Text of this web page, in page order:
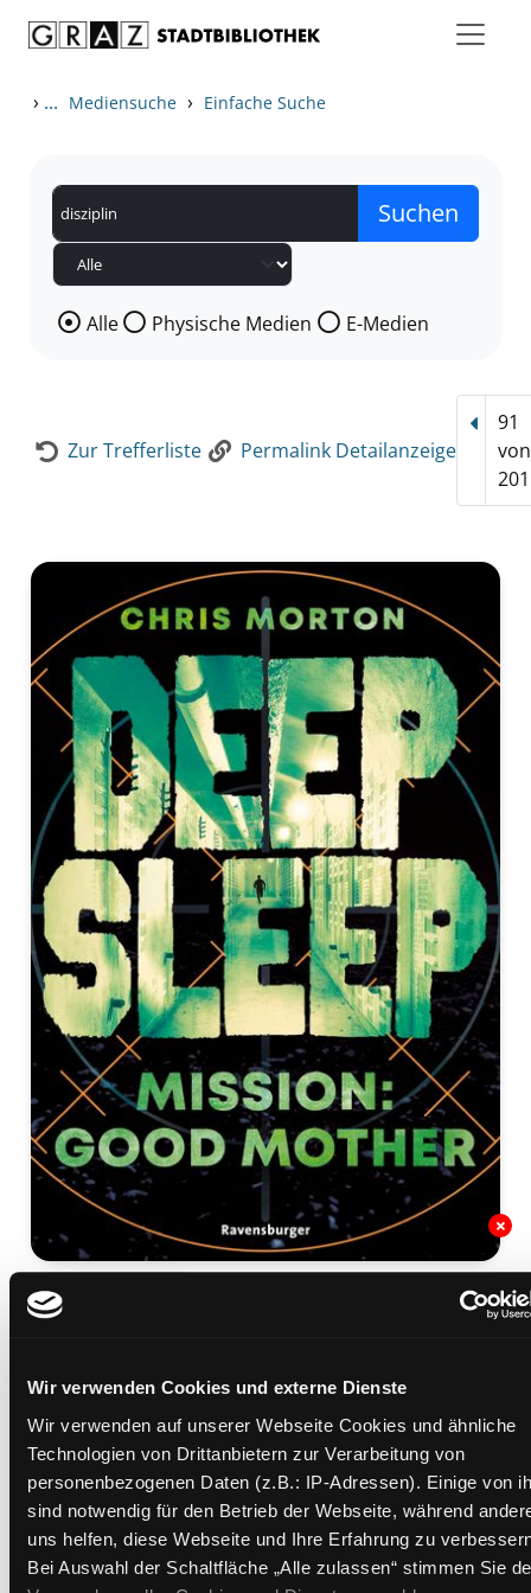
Wir verwenden Cookies und externe Dienste
Wir verwenden auf unserer Webseite Cookies und ähnliche
Technologien von Drittanbietern zur Verarbeitung von
personenbezogenen Daten (z.B.: IP-Adressen). Einige von
sind notwendig für den Betrieb der Webseite, während
uns helfen, diese Webseite und Ihre Erfahrung zu
Bei Auswahl der Schaltfläche „Alle zulassen“ stimmen Sie
› ... Mediensuche › Einfache Suche
Wählen Sie die Medienart nach der Sie suchen wollen.
Alle Physische Medien E-Medien
Zur Trefferliste Permalink Detailanzeige
91
von
201
03; Mission: good mother
Beschreibung ein-/ausblenden
Mehr Informationen ein-/ausblenden
Exemplare